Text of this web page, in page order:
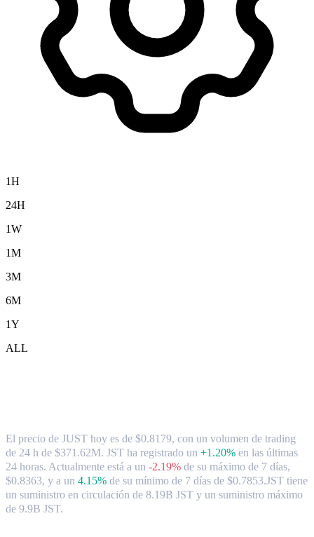
1H
24H
1W
1M
3M
6M
1Y
ALL
El precio de JUST hoy es de $0.8179, con un volumen de trading
de 24 h de $371.62M. JST ha registrado un +1.20% en las últimas
24 horas. Actualmente está a un -2.19% de su máximo de 7 días,
$0.8363, y a un 4.15% de su mínimo de 7 días de $0.7853.JST tiene
un suministro en circulación de 8.19B JST y un suministro máximo
de 9.9B JST.